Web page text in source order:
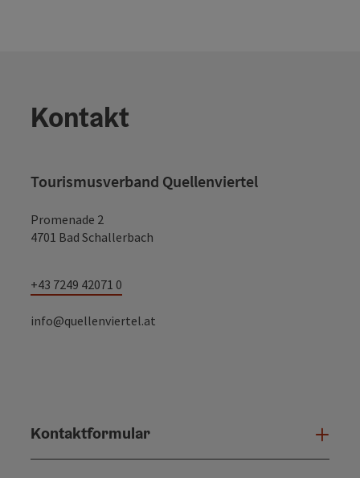
Kontakt
Tourismusverband Quellenviertel
Promenade 2
4701 Bad Schallerbach
+43 7249 42071 0
info@quellenviertel.at
Kontaktformular